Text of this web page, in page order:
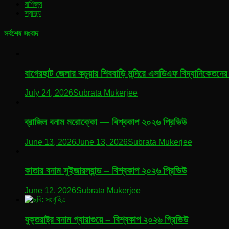
বাণিজ্য
স্বাস্থ্য
সর্বশেষ সংবাদ
বাগেরহাট জেলার কচুয়ার শিববাড়ি মন্দিরে এসডিএফ
July 24, 2026Subrata Mukerjee
ব্রাজিল বনাম মরোক্কো — বিশ্বকাপ ২০২৬ প্রিভিউ
June 13, 2026June 13, 2026Subrata Mukerjee
কাতার বনাম সুইজারল্যান্ড – বিশ্বকাপ ২০২৬ প্রিভিউ
June 12, 2026Subrata Mukerjee
যুক্তরাষ্ট্র বনাম প্যারাগুয়ে – বিশ্বকাপ ২০২৬ প্রিভিউ